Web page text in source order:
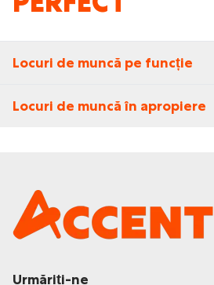
Locuri de muncă pe funcție
Locuri de muncă în apropiere
Urmăriți-ne